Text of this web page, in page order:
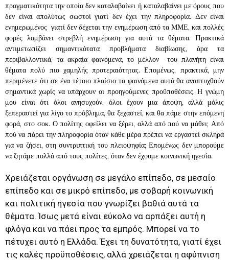
πραγματικότητα την οποία δεν καταλαβαίνει ή καταλαβαίνει με όρους που
δεν είναι απολύτως σωστοί γιατί δεν έχει την πληροφορία. Δεν είναι
ενημερωμένος γιατί δεν δέχεται την ενημέρωση από τα ΜΜΕ, και πολλές
φορές λαμβάνει στρεβλή ενημέρωση για αυτά τα θέματα. Πρακτικά
αντιμετωπίζει σημαντικότατα προβλήματα διαβίωσης, άρα τα
περιβαλλοντικά, τα ακραία φαινόμενα, το μέλλον του πλανήτη είναι
θέματα πολύ πιο χαμηλής προτεραιότητας. Επομένως, πρακτικά, μην
περιμένετε ότι σε ένα τέτοιο πλαίσιο τα φαινόμενα αυτά θα αναπτυχθούν
σημαντικά χωρίς να υπάρχουν οι προηγούμενες προϋποθέσεις. Η γνώμη
μου είναι ότι όλοι ανησυχούν, όλοι έχουν μια άποψη, αλλά μόλις
ξεπεραστεί για λίγο το πρόβλημα, θα ξεχαστεί, και θα πάμε στην επόμενη
φορά, στο σοκ. Ο πολίτης οφείλει να ξέρει, αλλά από πού να μάθει; Από
πού να πάρει την πληροφορία όταν κάθε μέρα πρέπει να εργαστεί σκληρά
για να ζήσει, στη συντριπτική του πλειοψηφία; Επομένως δεν μπορούμε
να ζητάμε πολλά από τους πολίτες, όταν δεν έχουμε κοινωνική ηγεσία.
Χρειάζεται οργάνωση σε μεγάλο επίπεδο, σε μεσαίο
επίπεδο και σε μικρό επίπεδο, με σοβαρή κοινωνική
και πολιτική ηγεσία που γνωρίζει βαθιά αυτά τα
θέματα. Ίσως μετά είναι εύκολο να αρπάξει αυτή η
φλόγα και να πάει προς τα εμπρός. Μπορεί να το
πέτυχει αυτό η Ελλάδα. Έχει τη δυνατότητα, γιατί έχει
τις καλές προϋποθέσεις, αλλά χρειάζεται η αφύπνιση